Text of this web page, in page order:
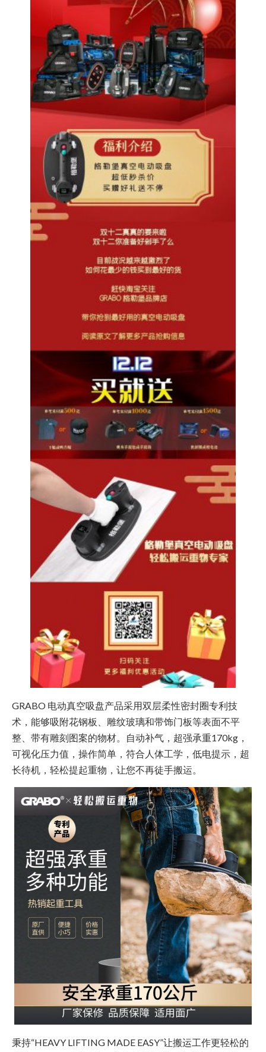
GRABO 电动真空吸盘产品采用双层柔性密封圈专利技
术，能够吸附花钢板、雕纹玻璃和带饰门板等表面不平
整、带有雕刻图案的物材。自动补气，超强承重170kg，
可视化压力值，操作简单，符合人体工学，低电提示，超
长待机，轻松提起重物，让您不再徒手搬运。
秉持“HEAVY LIFTING MADE EASY”让搬运工作更轻松的